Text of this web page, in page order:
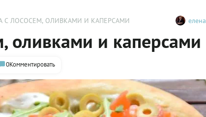
С ЛОСОСЕМ, ОЛИВКАМИ И КАПЕРСАМИ елена
оливками и каперсами
0Комментировать